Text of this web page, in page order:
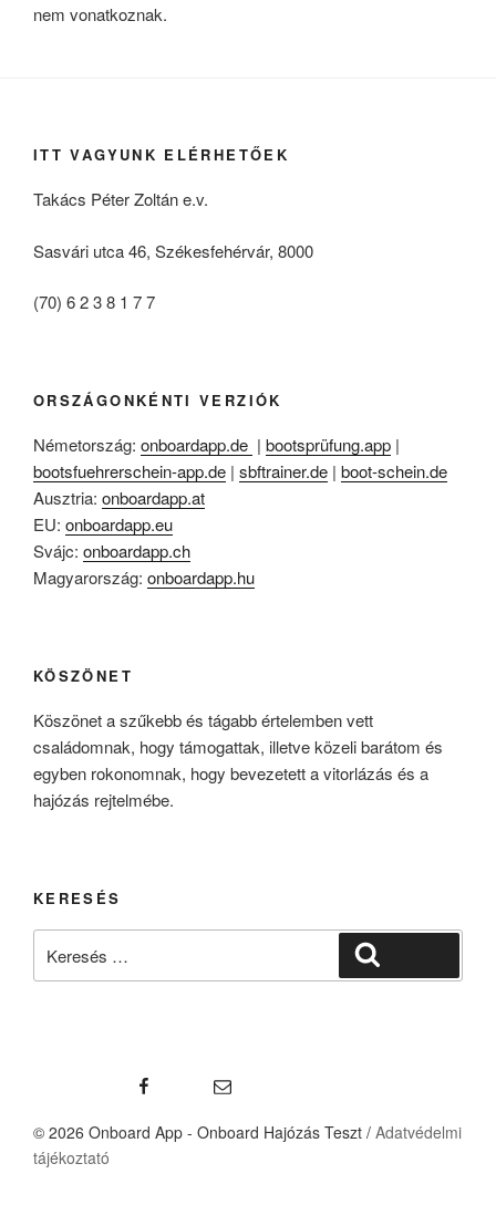
nem vonatkoznak.
ITT VAGYUNK ELÉRHETŐEK
Takács Péter Zoltán e.v.
Sasvári utca 46, Székesfehérvár, 8000
(70) 6 2 3 8 1 7 7
ORSZÁGONKÉNTI VERZIÓK
Németország: onboardapp.de | bootsprüfung.app |
bootsfuehrerschein-app.de | sbftrainer.de | boot-schein.de
Ausztria: onboardapp.at
EU: onboardapp.eu
Svájc: onboardapp.ch
Magyarország: onboardapp.hu
KÖSZÖNET
Köszönet a szűkebb és tágabb értelemben vett
családomnak, hogy támogattak, illetve közeli barátom és
egyben rokonomnak, hogy bevezetett a vitorlázás és a
hajózás rejtelmébe.
KERESÉS
Email
© 2026 Onboard App - Onboard Hajózás Teszt / Adatvédelmi
tájékoztató